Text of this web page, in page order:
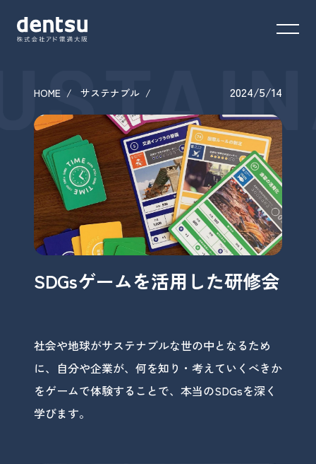
HOME サステナブル 2024/5/14
SDGsゲームを活用した研修会
社会や地球がサステナブルな世の中となるため
に、自分や企業が、何を知り・考えていくべきか
をゲームで体験することで、本当のSDGsを深く
学びます。